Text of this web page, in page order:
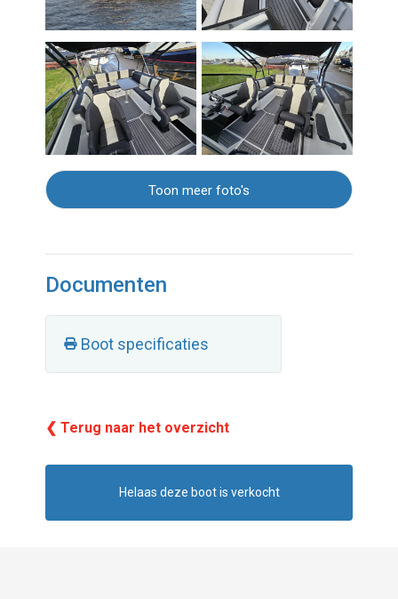
Toon meer foto's
Documenten
Boot specificaties
❮ Terug naar het overzicht
Helaas deze boot is verkocht